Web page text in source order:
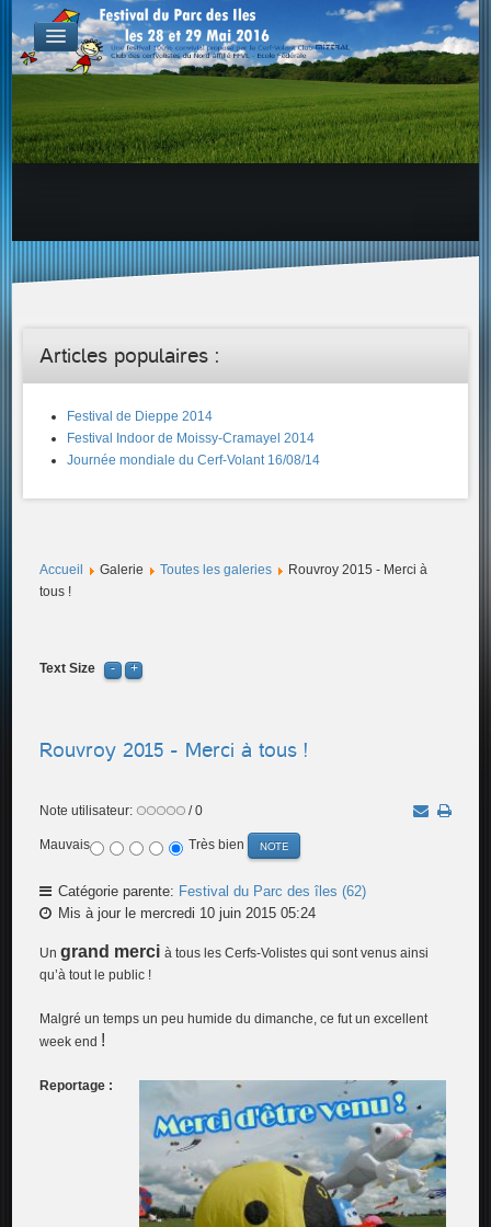
De par le monde
GALERIES
Galerie KAP
Galerie Vidéo
Proposer un lien sur votre site Web
Proposer un nouveau lien !
Articles populaires :
Festival de Dieppe 2014
Festival Indoor de Moissy-Cramayel 2014
Journée mondiale du Cerf-Volant 16/08/14
Accueil Galerie Toutes les galeries
Rouvroy 2015 - Merci à
tous !
Text Size
Rouvroy 2015 - Merci à tous !
Note utilisateur: / 0
Mauvais Très bien
Catégorie parente: Festival du Parc des îles (62)
Mis à jour le mercredi 10 juin 2015 05:24
Ungrand mercià tous les Cerfs-Volistes qui sont venus ainsi
qu’à tout le public !
Malgré un temps un peu humide du dimanche, ce fut un excellent
week end !
Reportage :